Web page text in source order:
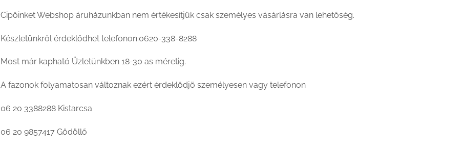
Cipőinket Webshop áruházunkban nem értékesítjük csak személyes vásárlásra van lehetőség.
Készletünkről érdeklődhet telefonon:0620-338-8288
Most már kapható Üzletünkben 18-30 as méretig.
A fazonok folyamatosan változnak ezért érdeklődjö személyesen vagy telefonon
06 20 3388288 Kistarcsa
06 20 9857417 Gödöllő